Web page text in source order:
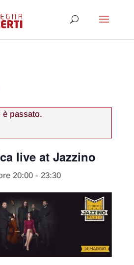
è passato.
live at Jazzino
20:00- 23:30